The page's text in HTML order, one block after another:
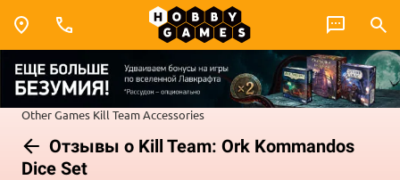
Other Games Kill TeamAccessories
Отзывы о Kill Team: Ork Kommandos
Dice Set